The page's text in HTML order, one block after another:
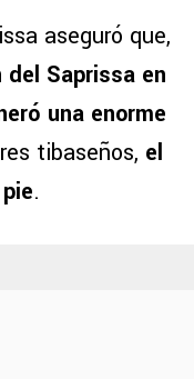
aseguró que,
Saprissa en
una enorme
tibaseños, el
.